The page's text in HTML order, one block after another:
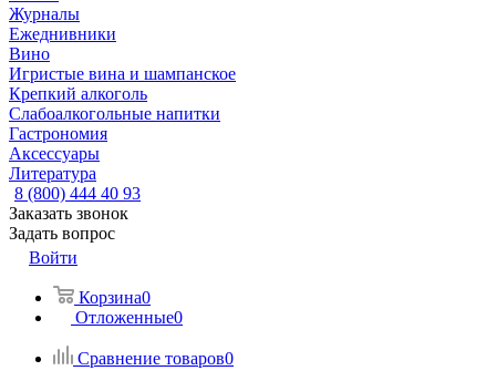
Журналы
Ежеднивники
Вино
Игристые вина и шампанское
Крепкий алкоголь
Слабоалкогольные напитки
Гастрономия
Аксессуары
Литература
8 (800) 444 40 93
Заказать звонок
Задать вопрос
Войти
Корзина0
Отложенные0
Сравнение товаров0